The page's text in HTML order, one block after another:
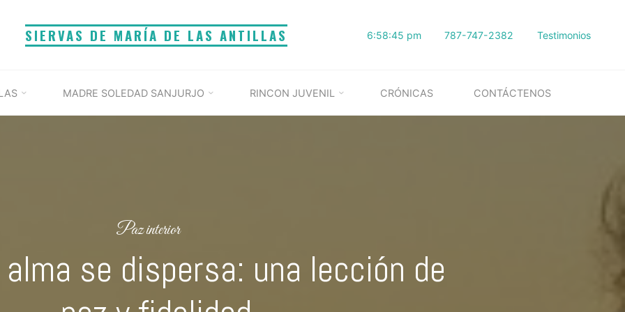
SIERVAS DE MARÍA DE LAS ANTILLAS 6:58:46 pm 787-747-2382 Testimonios
MADRE SOLEDAD SANJURJO RINCON JUVENIL CRÓNICAS CONTÁCTENOS
Paz interior
alma se dispersa: una lección de